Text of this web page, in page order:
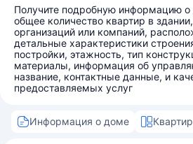
Получите подробную информацию
общее количество квартир в
организаций или компаний,
детальные характеристики
постройки, этажность, тип
материалы, информация об
название, контактные данные, и
предоставляемых услуг
Информация о доме